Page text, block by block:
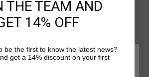
cotton and 5% elastane, this T-shirt
crescent-shaped reinforcement at the
The Cruyff logo is applied in flock
EMPLACEMENT ET VOTRE
THE TEAM AND
14% OFF
be the first to know the latest news?
get a 14% discount on your first